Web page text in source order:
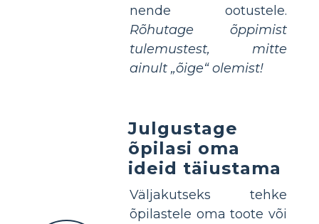
nende ootustele.
Rõhutage õppimist
tulemustest, mitte
ainult „õige“ olemist!
Julgustage
õpilasi oma
ideid täiustama
Väljakutseks tehke
õpilastele oma toote või